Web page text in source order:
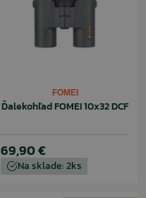
FOMEI
Ďalekohľad FOMEI 10x32 DCF
69,90 €
Na sklade: 2ks